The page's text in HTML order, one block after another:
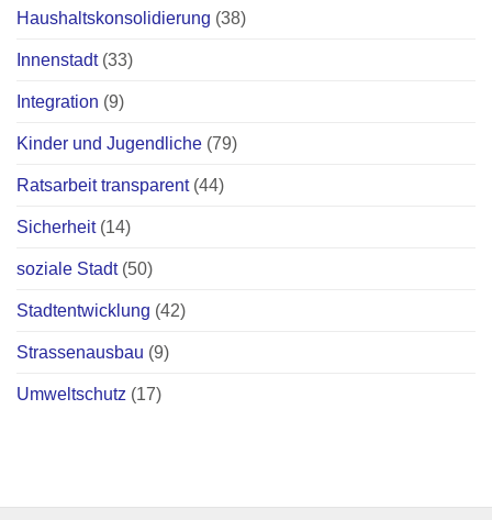
Haushaltskonsolidierung (38)
Innenstadt(33)
Integration (9)
Kinder und Jugendliche (79)
Ratsarbeit transparent(44)
Sicherheit(14)
soziale Stadt(50)
Stadtentwicklung (42)
Strassenausbau (9)
Umweltschutz (17)